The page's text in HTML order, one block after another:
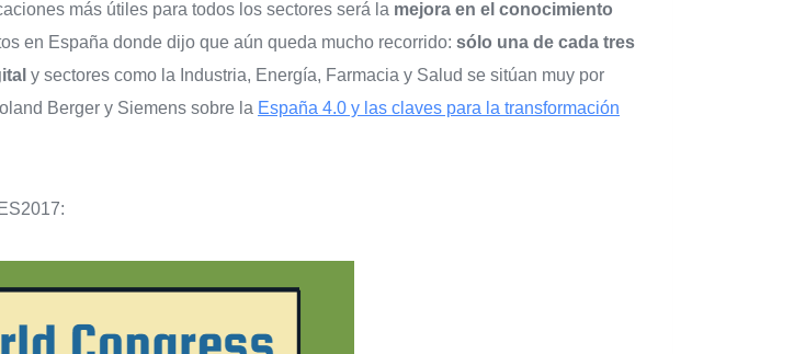
más útiles para todos los sectores será la mejora en el conocimiento
en España donde dijo que aún queda mucho recorrido: sólo una de cada tres
y sectores como la Industria, Energía, Farmacia y Salud se sitúan muy por
Berger y Siemens sobre la España 4.0 y las claves para la transformación